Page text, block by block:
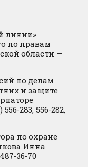
линии»
по правам
области —
по делам
и защите
283, 556-282,
по охране
Инна
36-70